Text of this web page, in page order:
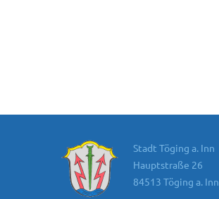
Stadt Töging a. Inn
Hauptstraße 26
84513 Töging a. Inn